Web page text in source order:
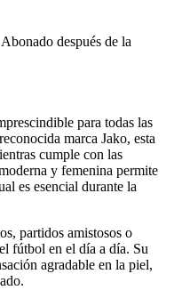
Abonado después de la
para todas las
marca Jako, esta
cumple con las
y femenina permite
es esencial durante la
partidos amistosos o
fútbol en el día a día. Su
agradable en la piel,